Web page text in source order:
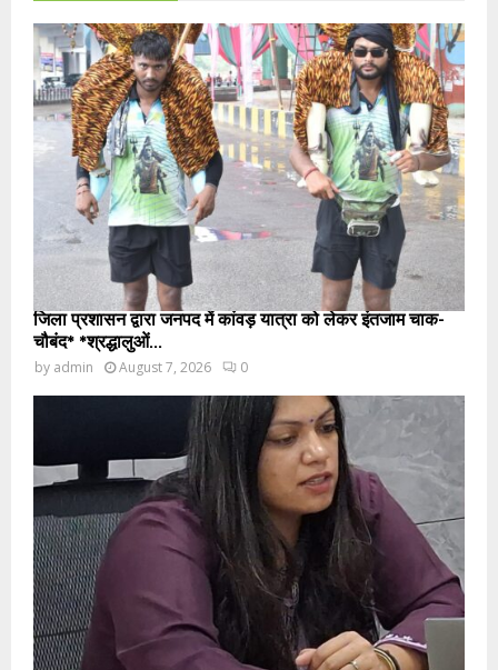
जिला प्रशासन द्वारा जनपद में कांवड़ यात्रा को लेकर इंतजाम चाक-
चौबंद* *श्रद्धालुओं...
by admin August 7, 2026 0